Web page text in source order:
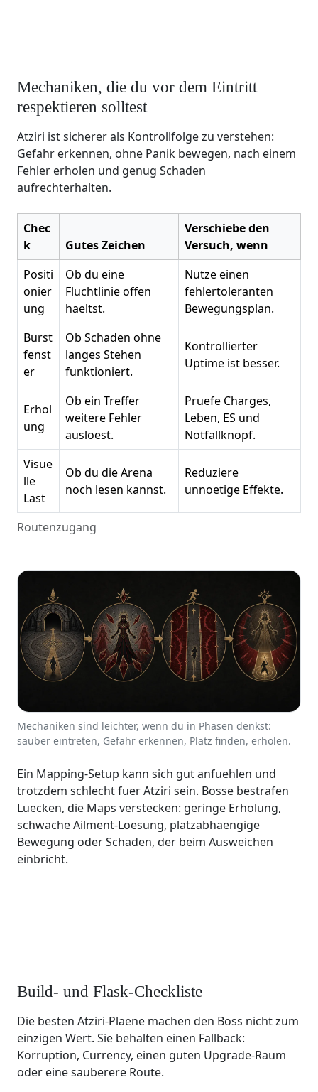
Mechaniken, die du vor dem Eintritt
respektieren solltest
Atziri ist sicherer als Kontrollfolge zu verstehen:
Gefahr erkennen, ohne Panik bewegen, nach einem
Fehler erholen und genug Schaden
aufrechterhalten.
Routenzugang
Chec
k
Gutes Zeichen
Verschiebe den
Versuch, wenn
Positi
onier
ung
Ob du eine
Fluchtlinie offen
haeltst.
Nutze einen
fehlertoleranten
Bewegungsplan.
Burst
fenst
er
Ob Schaden ohne
langes Stehen
funktioniert.
Kontrollierter
Uptime ist besser.
Erhol
ung
Ob ein Treffer
weitere Fehler
ausloest.
Pruefe Charges,
Leben, ES und
Notfallknopf.
Visue
lle
Last
Ob du die Arena
noch lesen kannst.
Reduziere
unnoetige Effekte.
Mechaniken sind leichter, wenn du in Phasen denkst:
sauber eintreten, Gefahr erkennen, Platz finden, erholen.
Ein Mapping-Setup kann sich gut anfuehlen und
trotzdem schlecht fuer Atziri sein. Bosse bestrafen
Luecken, die Maps verstecken: geringe Erholung,
schwache Ailment-Loesung, platzabhaengige
Bewegung oder Schaden, der beim Ausweichen
einbricht.
Build- und Flask-Checkliste
Die besten Atziri-Plaene machen den Boss nicht zum
einzigen Wert. Sie behalten einen Fallback:
Korruption, Currency, einen guten Upgrade-Raum
oder eine sauberere Route.